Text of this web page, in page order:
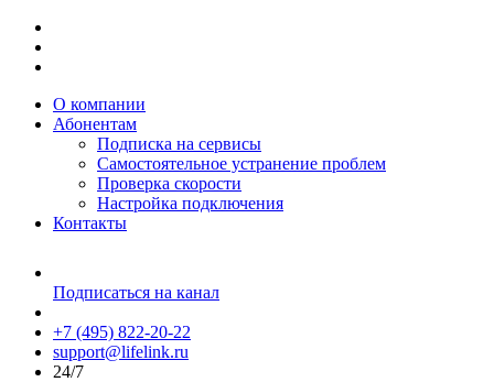
О компании
Абонентам
Подписка на сервисы
Самостоятельное устранение проблем
Проверка скорости
Настройка подключения
Контакты
Подписаться на канал
+7 (495) 822-20-22
support@lifelink.ru
24/7